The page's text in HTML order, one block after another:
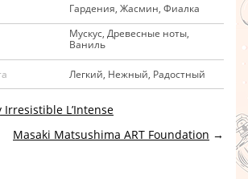
Гардения, Жасмин, Фиалка
Мускус, Древесные ноты,
Ваниль
Легкий, Нежный, Радостный
Irresistible L’Intense
Masaki Matsushima ART Foundation →